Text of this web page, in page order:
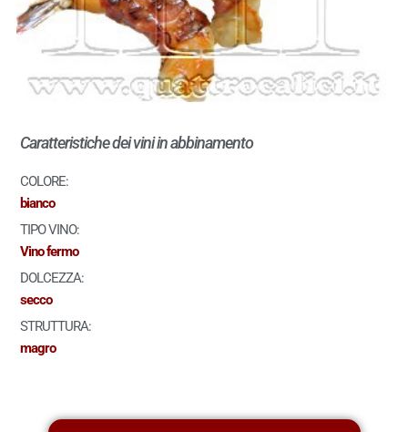
Caratteristiche dei vini in abbinamento
COLORE:
bianco
TIPO VINO:
Vino fermo
DOLCEZZA:
secco
STRUTTURA:
magro